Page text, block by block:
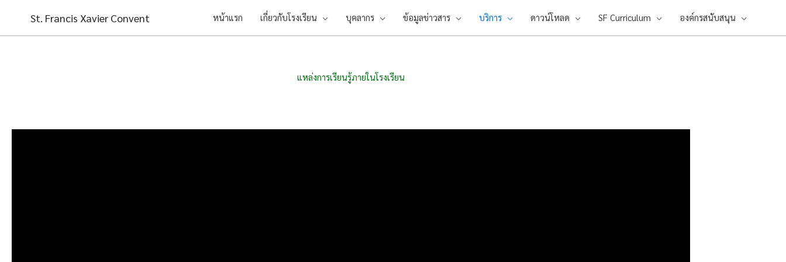
content
St. Francis Xavier Convent หน้าแรก เกี่ยวกับโรงเรียน บุคลากร ข้อมูลข่าวสาร บริการ ดาวน์โหลด SF Curriculum องค์กรสนับสนุน
แหล่งการเรียนรู้ภายในโรงเรียน